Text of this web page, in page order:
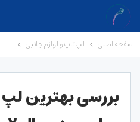
صفحه اصلی لپ تاپ و لوازم جانبی